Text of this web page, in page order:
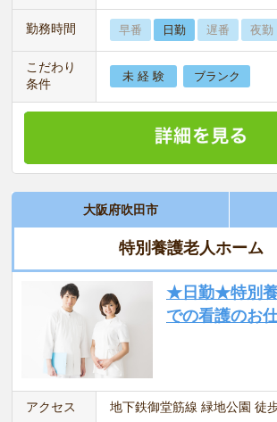
勤務時間 早番 日勤 遅番 夜勤
こだわり
条件
未 経 験 ブランク
大阪府吹田市
特別養護老人ホーム
★日勤★特別養
での看護のお
アクセス 地下鉄御堂筋線 緑地公園 徒